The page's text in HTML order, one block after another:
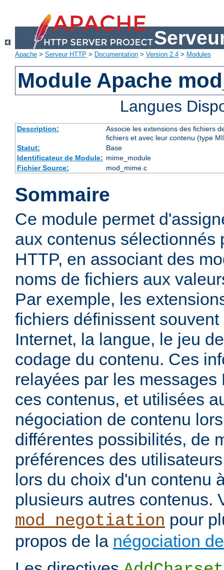
Apache > Serveur HTTP > Documentation > Version 2.4 > Modules
Module Apache
Langues
Description:
Associe les extensions des fichiers
fichiers et avec leur contenu (type
Statut:
Base
Identificateur de Module: mime_module
Fichier Source:
mod_mime.c
Sommaire
Ce module permet
aux contenus sélectionnés
HTTP, en associant des
noms de fichiers aux
Par exemple, les
fichiers définissent
Internet, la langue, le jeu
codage du contenu. Ces
relayées par les
ces contenus, et utilisées
négociation de contenu
différentes possibilités, de
préférences des
lors du choix d'un contenu
plusieurs autres contenus.
mod_negotiation pour
propos de la négociation